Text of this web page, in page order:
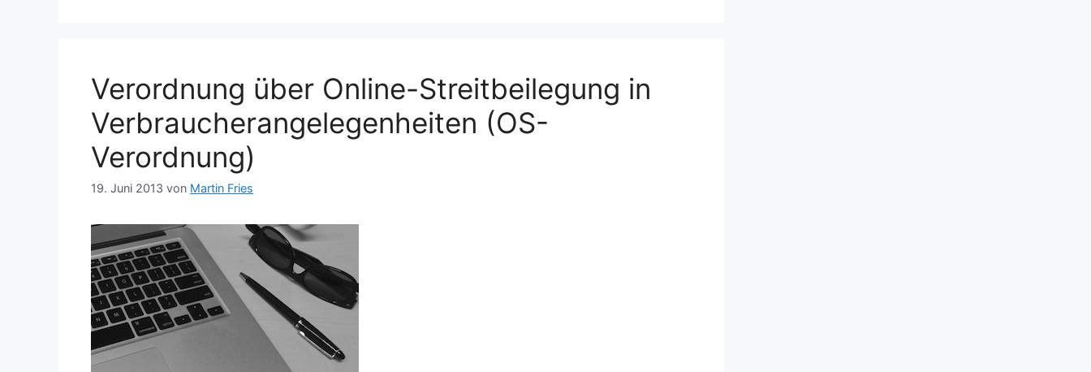
Verordnung über Online-Streitbeilegung in
Verbraucherangelegenheiten (OS-
Verordnung)
19. Juni 2013 von Martin Fries